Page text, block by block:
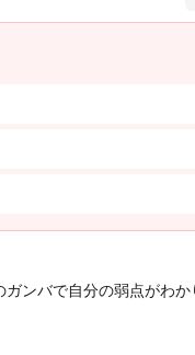
ンバで自分の弱点がわ